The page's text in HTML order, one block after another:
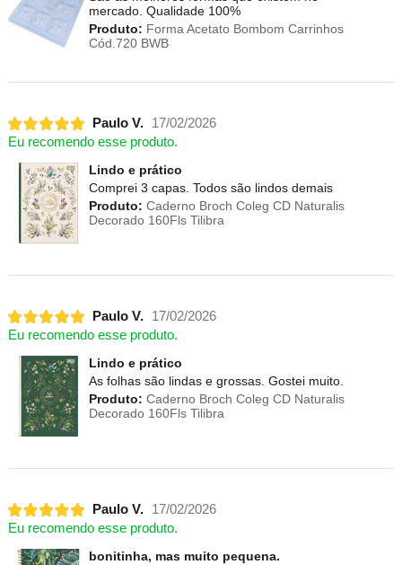
mercado. Qualidade 100%
Produto: Forma Acetato Bombom Carrinhos
Cód.720 BWB
Paulo V.
17/02/2026
Eu recomendo esse produto.
Lindo e prático
Comprei 3 capas. Todos são lindos demais
Produto: Caderno Broch Coleg CD Naturalis
Decorado 160Fls Tilibra
Paulo V.
17/02/2026
Eu recomendo esse produto.
Lindo e prático
As folhas são lindas e grossas. Gostei muito.
Produto: Caderno Broch Coleg CD Naturalis
Decorado 160Fls Tilibra
Paulo V.
17/02/2026
Eu recomendo esse produto.
bonitinha, mas muito pequena.